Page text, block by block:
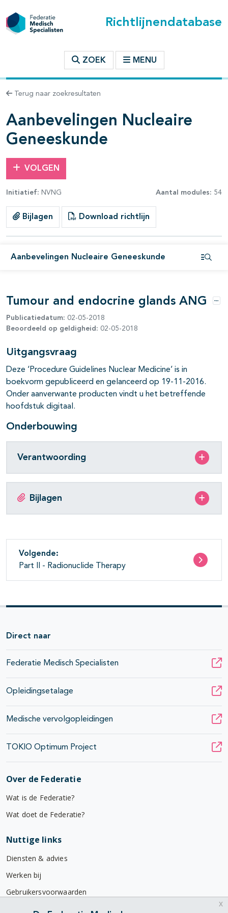
Richtlijnendatabase
ZOEK MENU
Terug naar zoekresultaten
Aanbevelingen Nucleaire
Geneeskunde
VOLGEN
Initiatief: NVNG Aantal modules: 54
Bijlagen Download richtlijn
Aanbevelingen Nucleaire Geneeskunde
binnen deze richtlijn
open- en dichtklappen
open- en dichtklappen
open- en dichtklappen
open- en dichtklappen
Tumour and endocrine glands ANG
Publicatiedatum: 02-05-2018
Beoordeeld op geldigheid: 02-05-2018
Uitgangsvraag
Deze ‘Procedure Guidelines Nuclear Medicine’ is in
boekvorm gepubliceerd en gelanceerd op 19-11-2016.
Onder aanverwante producten vindt u het betreffende
hoofdstuk digitaal.
Onderbouwing
Verantwoording
Bijlagen
Volgende:
Part II - Radionuclide Therapy
Direct naar
Federatie Medisch Specialisten
Opleidingsetalage
Medische vervolgopleidingen
TOKIO Optimum Project
Over de Federatie
Wat is de Federatie?
Wat doet de Federatie?
Nuttige links
Diensten & advies
Werken bij
Gebruikersvoorwaarden
Privacyverklaring
x